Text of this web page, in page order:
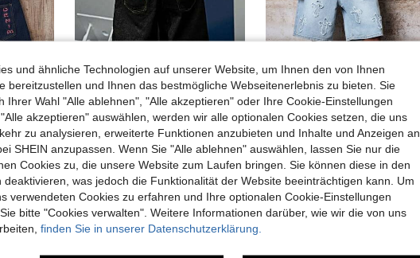
4,81
Manfinity Joysei Herren Lässige Streetstyle Bestickte Blaue Jeans Shorts
6-Zoll Herren lockere weite schwarze Denim Shorts mit Sternenstickerei, Vintage Y2K Streetwear Stil mit Fake-Hintertaschen
32,06€
Skyrend
NEW Skyrend Herren Jeanskurzhosen in verwaschenem, abgetragenem Design
18 übrig
33,49€
und ähnliche Technologien auf unserer Website, um Ihnen den von Ihnen
bereitzustellen und Ihnen das bestmögliche Webseitenerlebnis zu bieten. Sie
Ihrer Wahl "Alle ablehnen", "Alle akzeptieren" oder Ihre Cookie-Einstellungen
akzeptieren" auswählen, werden wir alle optionalen Cookies setzen, die uns
zu analysieren, erweiterte Funktionen anzubieten und Inhalte und Anzeigen an
SHEIN anzupassen. Wenn Sie "Alle ablehnen" auswählen, lassen Sie nur die
Cookies zu, die unsere Website zum Laufen bringen. Sie können diese in den
deaktivieren, was jedoch die Funktionalität der Website beeinträchtigen kann. Um
verwendeten Cookies zu erfahren und Ihre optionalen Cookie-Einstellungen
bitte "Cookies verwalten". Weitere Informationen darüber, wie wir die von uns
finden Sie in unserer Datenschutzerklärung.